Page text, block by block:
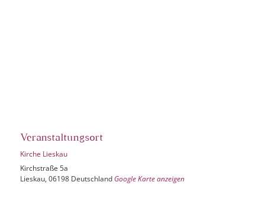
Veranstaltungsort
Kirche Lieskau
Kirchstraße 5a
Lieskau, 06198 Deutschland Google Karte anzeigen